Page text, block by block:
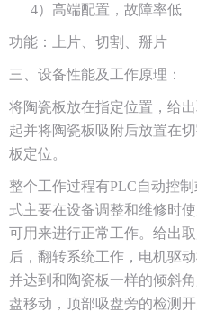
4）高端配置，故障率低
功能：上片、切割、掰片
三、设备性能及工作原理：
将陶瓷板放在指定位置，给
起并将陶瓷板吸附后放置在
板定位。
整个工作过程有PLC自动控
式主要在设备调整和维修时
可用来进行正常工作。给出
后，翻转系统工作，电机驱
并达到和陶瓷板一样的倾斜
盘移动，顶部吸盘旁的检测